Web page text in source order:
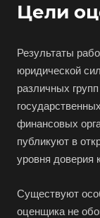
Цели
Результаты
юридической
различных
финансовых
публикуют в
уровня доверия
Существуют
оценщика не
Альметьевск
Ангарск
Анжеро-
Апрелевка
Арамиль
Арзамас
Архангельск
Асбест